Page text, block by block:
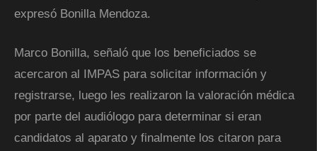
expresó Bonilla Mendoza.
Marco Bonilla, señaló que los beneficiados se
acercaron al IMPAS para solicitar información y
registrarse, luego les realizaron la valoración médica
por parte del audiólogo para determinar si eran
candidatos al aparato y finalmente los citaron para